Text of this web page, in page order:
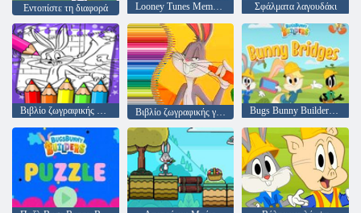
Εντοπίστε τη διαφορά Looney Tunes Meme Factory Σφάλματα λαγουδάκι
Βιβλίο ζωγραφικής Bugs Bunny Βιβλίο ζωγραφικής για Bugs Bunny Bugs Bunny Builders Bunny Bridges